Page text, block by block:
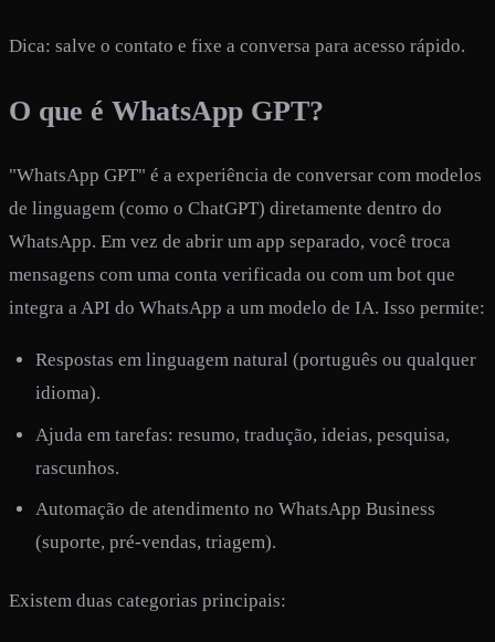
Dica: salve o contato e fixe a conversa para acesso rápido.
O que é WhatsApp GPT?
"WhatsApp GPT" é a experiência de conversar com modelos
de linguagem (como o ChatGPT) diretamente dentro do
WhatsApp. Em vez de abrir um app separado, você troca
mensagens com uma conta verificada ou com um bot que
integra a API do WhatsApp a um modelo de IA. Isso permite:
Respostas em linguagem natural (português ou qualquer
idioma).
Ajuda em tarefas: resumo, tradução, ideias, pesquisa,
rascunhos.
Automação de atendimento no WhatsApp Business
(suporte, pré-vendas, triagem).
Existem duas categorias principais: